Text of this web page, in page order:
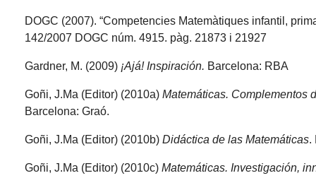
DOGC (2007). “Competencies Matemàtiques infantil,
142/2007 DOGC núm. 4915. pàg. 21873 i 21927
Gardner, M. (2009) ¡Ajá!Inspiración. Barcelona: RBA
Goñi, J.Ma (Editor) (2010a) Matemáticas. Complementos
Barcelona: Graó.
Goñi, J.Ma (Editor) (2010b) Didáctica de las Matemáticas.
Goñi, J.Ma (Editor) (2010c) Matemáticas. Investigación,